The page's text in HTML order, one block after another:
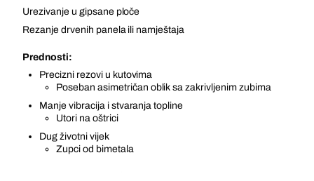
Urezivanje u gipsane ploče
Rezanje drvenih panela ili namještaja
Prednosti:
Precizni rezovi u kutovima
Poseban asimetričan oblik sa zakrivljenim zubima
Manje vibracija i stvaranja topline
Utori na oštrici
Dug životni vijek
Zupci od bimetala